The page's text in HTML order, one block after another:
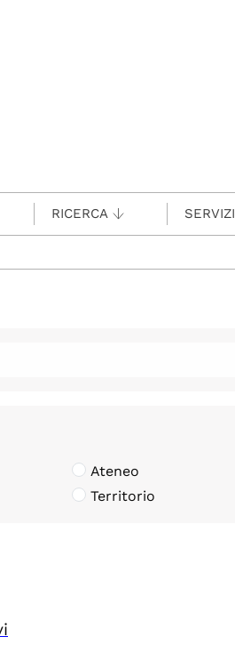
RICERCA SERVIZI
Ateneo
Territorio